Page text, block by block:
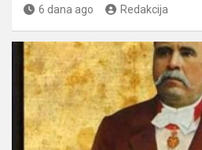
6 dana ago Redakcija